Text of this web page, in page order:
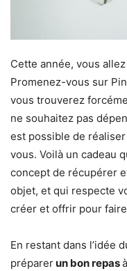
Cette année, vous allez
Promenez-vous sur
vous trouverez
ne souhaitez pas
est possible de
vous. Voilà un cadeau
concept de récupérer
objet, et qui respecte
créer et offrir pour
En restant dans l’idée
préparerun bon repas